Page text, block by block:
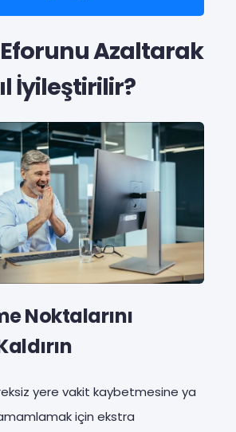
Azaltarak
İyileştirilir?
Noktalarını
yere vakit kaybetmesine ya
için ekstra